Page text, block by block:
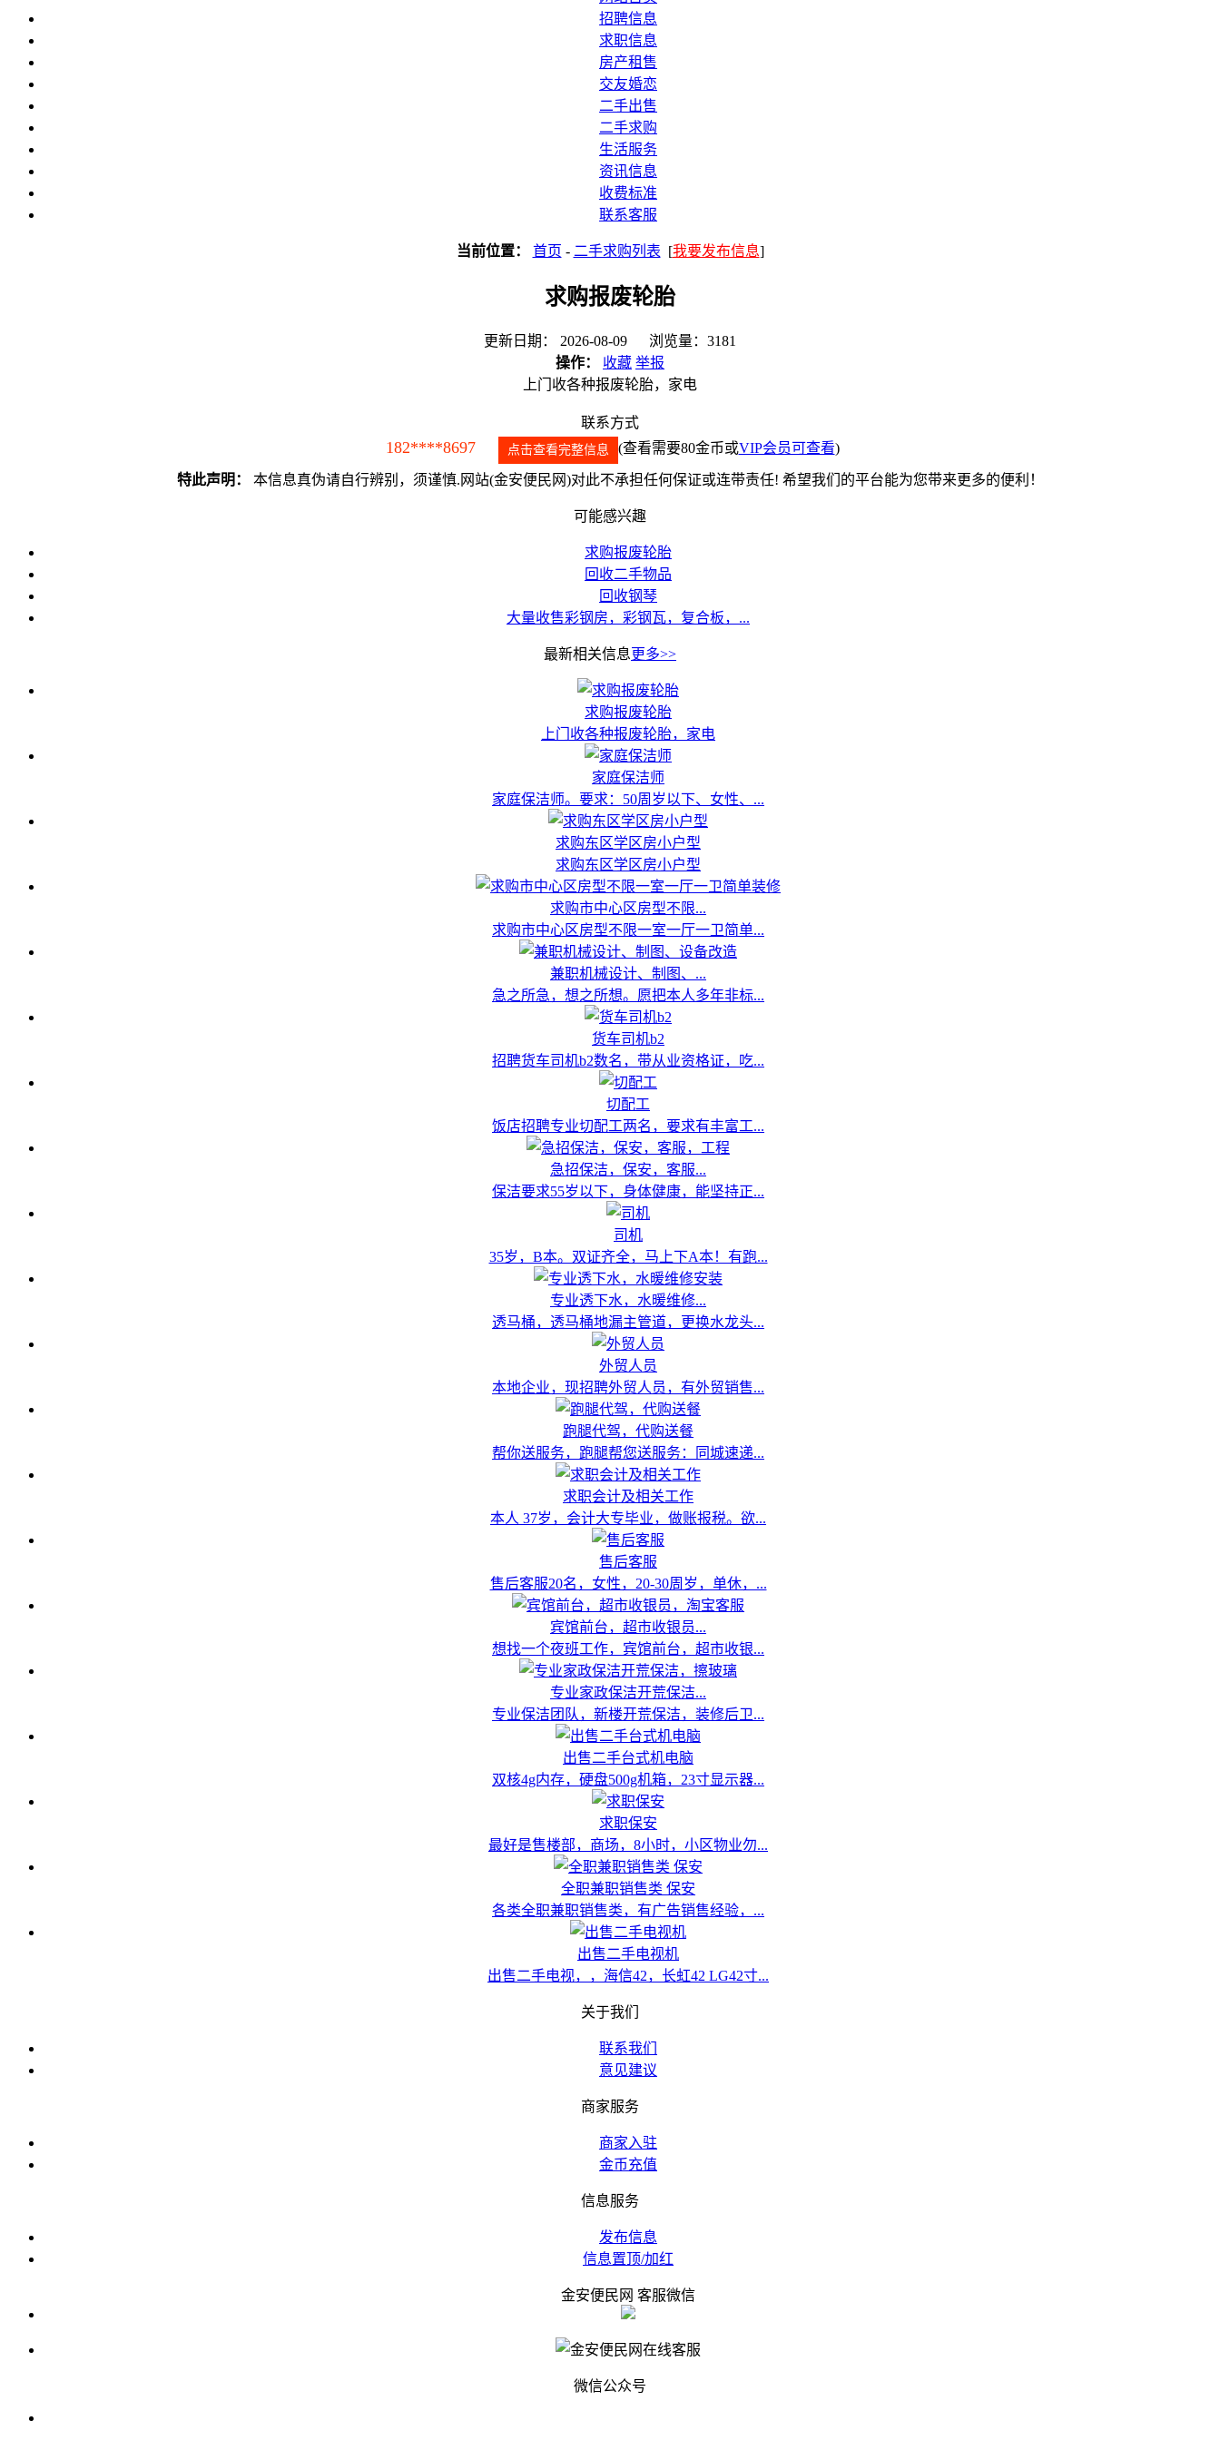
招聘信息
求职信息
房产租售
交友婚恋
二手出售
二手求购
生活服务
资讯信息
收费标准
联系客服
当前位置： 首页 - 二手求购列表 [我要发布信息]
求购报废轮胎
更新日期： 2026-08-09 浏览量：3181
操作：
收藏 举报
上门收各种报废轮胎，家电
联系方式
182****8697 点击查看完整信息 (查看需要80金币或VIP会员可查看)
特此声明： 本信息真伪请自行辨别，须谨慎.网站(金安便民网)对此不承担任何保证或连带责任! 希望我们的平台能为您带来更多的便利！
可能感兴趣
求购报废轮胎
回收二手物品
回收钢琴
大量收售彩钢房，彩钢瓦，复合板，...
最新相关信息更多>>
求购报废轮胎
上门收各种报废轮胎，家电
家庭保洁师
家庭保洁师。要求：50周岁以下、女性、...
求购东区学区房小户型
求购东区学区房小户型
求购市中心区房型不限...
求购市中心区房型不限一室一厅一卫简单...
兼职机械设计、制图、...
急之所急，想之所想。愿把本人多年非标...
货车司机b2
招聘货车司机b2数名，带从业资格证，吃...
切配工
饭店招聘专业切配工两名，要求有丰富工...
急招保洁，保安，客服...
保洁要求55岁以下，身体健康，能坚持正...
司机
35岁，B本。双证齐全，马上下A本！有跑...
专业透下水，水暖维修...
透马桶，透马桶地漏主管道，更换水龙头...
外贸人员
本地企业，现招聘外贸人员，有外贸销售...
跑腿代驾，代购送餐
帮你送服务，跑腿帮您送服务：同城速递...
求职会计及相关工作
本人 37岁，会计大专毕业，做账报税。欲...
售后客服
售后客服20名，女性，20-30周岁，单休，...
宾馆前台，超市收银员...
想找一个夜班工作，宾馆前台，超市收银...
专业家政保洁开荒保洁...
专业保洁团队，新楼开荒保洁，装修后卫...
出售二手台式机电脑
双核4g内存，硬盘500g机箱，23寸显示器...
求职保安
最好是售楼部，商场，8小时，小区物业勿...
全职兼职销售类 保安
各类全职兼职销售类，有广告销售经验，...
出售二手电视机
出售二手电视，，海信42，长虹42 LG42寸...
关于我们
联系我们
意见建议
商家服务
商家入驻
金币充值
信息服务
发布信息
信息置顶/加红
金安便民网 客服微信
微信公众号